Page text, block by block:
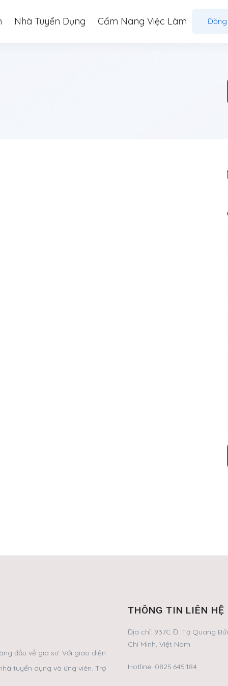
Nhà Tuyển Dụng Cẩm Nang Việc Làm Đăng
đầu về gia sư. Với giao diện
tuyển dụng và ứng viên. Trợ
THÔNG TIN LIÊN HỆ
Địa chỉ: 937C Đ. Tạ Quang
Chí Minh, Việt Nam
Hotline: 0825.645.184